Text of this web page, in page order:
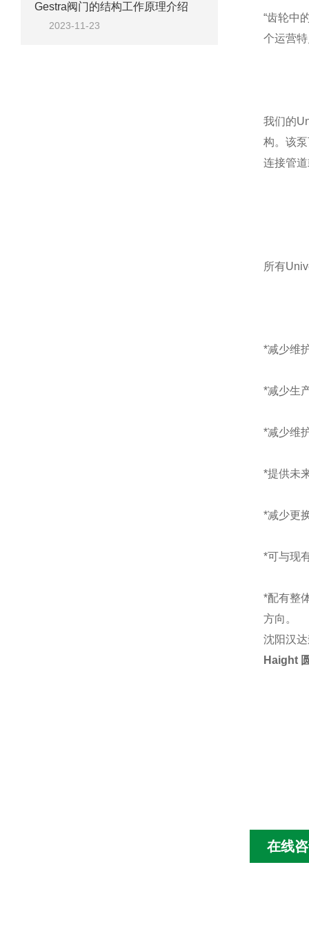
Gestra阀门的结构工作原理介绍
2023-11-23
“齿轮中
个运营
我们的
构。该
连接管
所有
*减少维
*减少生
*减少维
*提供未
*减少更
*可与现
*配有整
方向。
沈阳汉
Haight
在线